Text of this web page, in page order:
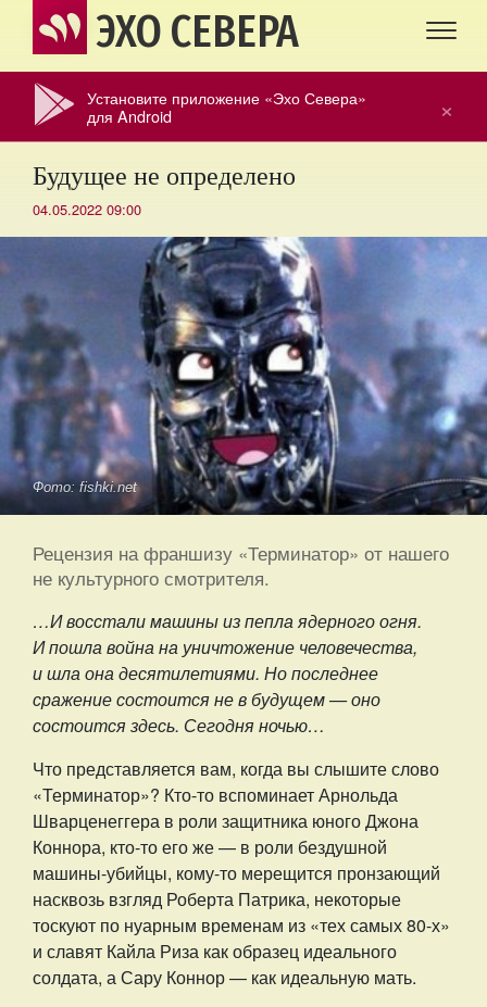
ЭХО СЕВЕРА
×
Установите приложение «Эхо Севера»
для Android
Будущее не определено
04.05.2022 09:00
Фото: fishki.net
Рецензия на франшизу «Терминатор» от нашего
не культурного смотрителя.
…И восстали машины из пепла ядерного огня.
И пошла война на уничтожение человечества,
и шла она десятилетиями. Но последнее
сражение состоится не в будущем — оно
состоится здесь. Сегодня ночью…
Что представляется вам, когда вы слышите слово
«Терминатор»? Кто-то вспоминает Арнольда
Шварценеггера в роли защитника юного Джона
Коннора, кто-то его же — в роли бездушной
машины-убийцы, кому-то мерещится пронзающий
насквозь взгляд Роберта Патрика, некоторые
тоскуют по нуарным временам из «тех самых 80-х»
и славят Кайла Риза как образец идеального
солдата, а Сару Коннор — как идеальную мать.